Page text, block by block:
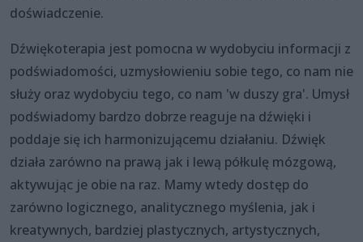
doświadczenie.
Dźwiękoterapia jest pomocna w wydobyciu informacji z
podświadomości, uzmysłowieniu sobie tego, co nam nie
służy oraz wydobyciu tego, co nam 'w duszy gra'. Umysł
podświadomy bardzo dobrze reaguje na dźwięki i
poddaje się ich harmonizującemu działaniu. Dźwięk
działa zarówno na prawą jak i lewą półkulę mózgową,
aktywując je obie na raz. Mamy wtedy dostęp do
zarówno logicznego, analitycznego myślenia, jak i
kreatywnych, bardziej plastycznych, artystycznych,